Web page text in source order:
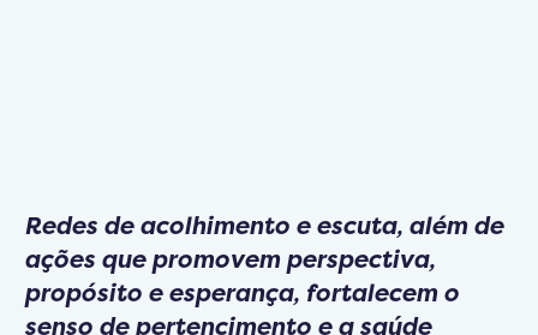
Redes de acolhimento e escuta, além de
ações que promovem perspectiva,
propósito e esperança, fortalecem o
senso de pertencimento e a saúde